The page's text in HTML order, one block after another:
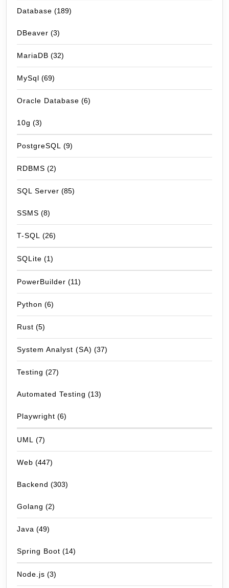
Database (189)
DBeaver (3)
MariaDB (32)
MySql (69)
Oracle Database (6)
10g (3)
PostgreSQL (9)
RDBMS (2)
SQL Server (85)
SSMS (8)
T-SQL (26)
SQLite (1)
PowerBuilder (11)
Python (6)
Rust (5)
System Analyst (SA) (37)
Testing (27)
Automated Testing (13)
Playwright (6)
UML (7)
Web (447)
Backend (303)
Golang (2)
Java (49)
Spring Boot (14)
Node.js (3)